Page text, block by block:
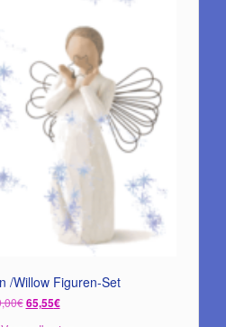
/Willow Figuren-Set
€ Ursprünglicher
65,55€Aktueller